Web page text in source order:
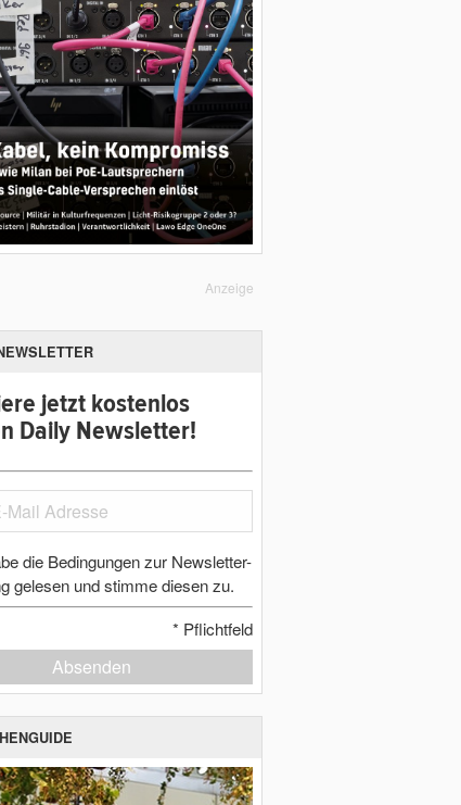
Anzeige
jetzt kostenlos
Daily Newsletter!
die Bedingungen zur Newsletter-
gelesen und stimme diesen zu.
* Pflichtfeld
Absenden